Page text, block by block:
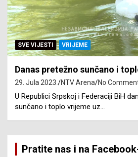
SVE VIJESTI VRIJEME
Danas pretežno sunčano i
29. Jula 2023. NTV Arena No
U Republici Srpskoj i Federaciji BiH
sunčano i toplo vrijeme uz…
Pratite nas i na